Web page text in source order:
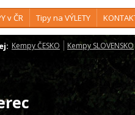
v ČR Tipy na VÝLETY
Kempy ČESKO Kempy SLOVENSKO